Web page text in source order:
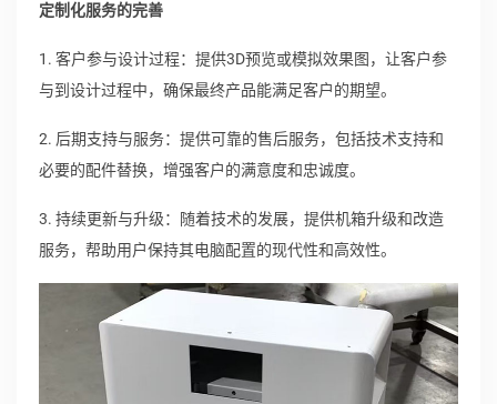
定制化服务的完善
1. 客户参与设计过程：提供3D预览或模拟效果图，让客户参
与到设计过程中，确保最终产品能满足客户的期望。
2. 后期支持与服务：提供可靠的售后服务，包括技术支持和
必要的配件替换，增强客户的满意度和忠诚度。
3. 持续更新与升级：随着技术的发展，提供机箱升级和改造
服务，帮助用户保持其电脑配置的现代性和高效性。